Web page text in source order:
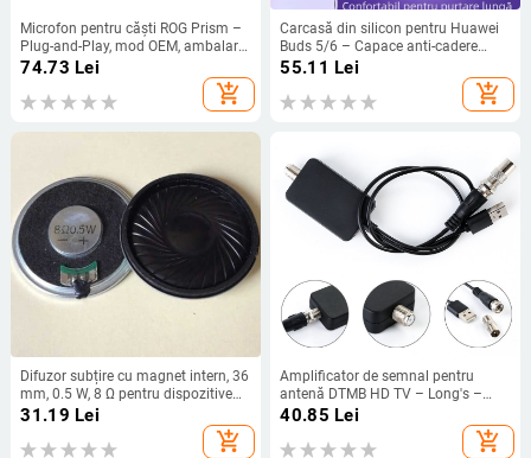
Microfon pentru căști ROG Prism –
Plug-and-Play, mod OEM, ambalare
individuală, suport distribuție
74.73 Lei
add_shopping_cart
Carcasă din silicon pentru Huawei
Buds 5/6 – Capace anti-cadere
pentru urechi, Personalizată după
55.11 Lei
add_shopping_cart
Difuzor subțire cu magnet intern, 36
mm, 0.5 W, 8 Ω pentru dispozitive
smart home
31.19 Lei
add_shopping_cart
Amplificator de semnal pentru
antenă DTMB HD TV – Long's –
Brand privat autorizat
40.85 Lei
add_shopping_cart